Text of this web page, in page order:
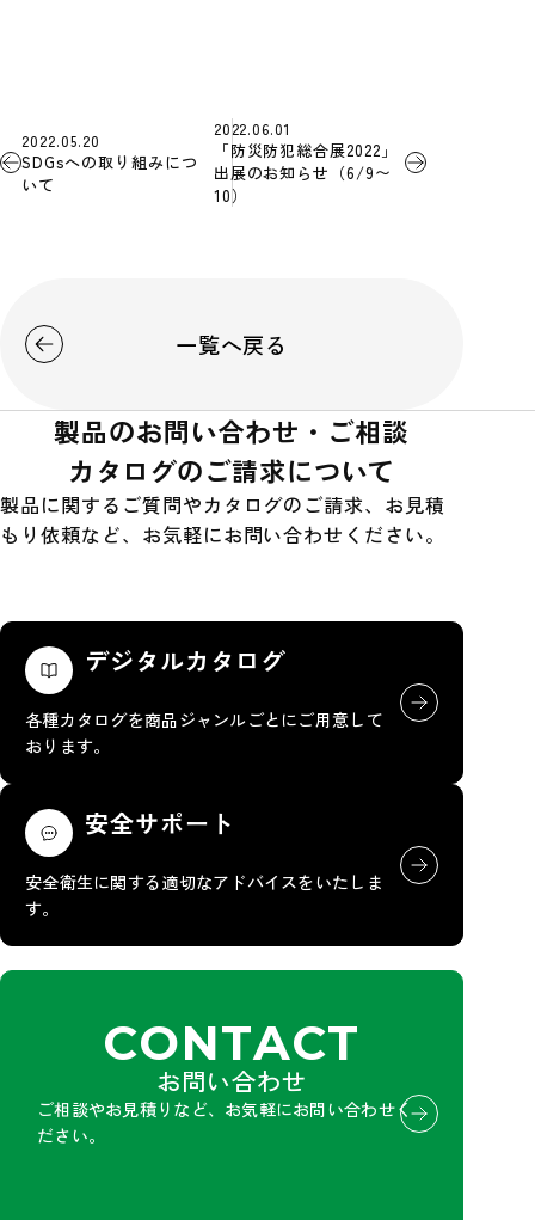
2022.05.20
SDGsへの取り組みにつ
いて
2022.06.01
「防災防犯総合展2022」
出展のお知らせ（6/9〜
10）
一覧へ戻る
製品のお問い合わせ・ご相談
カタログのご請求について
製品に関するご質問やカタログのご請求、お見積
もり依頼など、お気軽にお問い合わせください。
デジタルカタログ
各種カタログを商品ジャンルごとにご用意して
おります。
安全サポート
安全衛生に関する適切なアドバイスをいたしま
す。
CONTACT
お問い合わせ
ご相談やお見積りなど、お気軽にお問い合わせく
ださい。